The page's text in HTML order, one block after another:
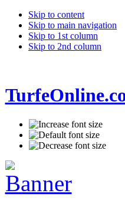
Skip to content
Skip to main navigation
Skip to 1st column
Skip to 2nd column